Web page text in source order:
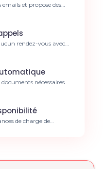
et propose des
rendez-vous avec
nécessaires
de charge de
agendas de vos